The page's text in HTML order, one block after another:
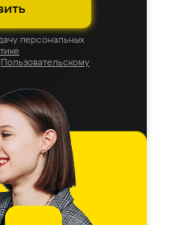
персональных
Пользовательскому